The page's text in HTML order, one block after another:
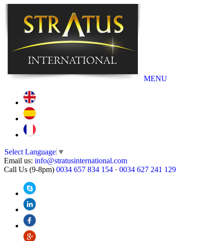
MENU
Select Language ▼
Email us: info@stratusinternational.com
Call Us (9-8pm) 0034 657 834 154 · 0034 627 241 129